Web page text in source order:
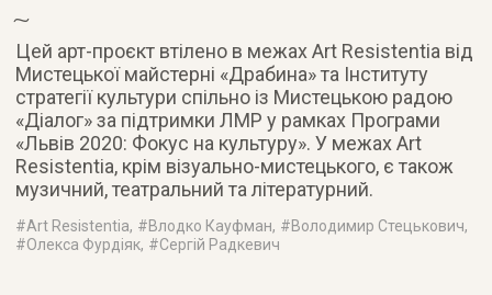
Цей арт-проєкт втілено в межах Art Resistentia від
Мистецької майстерні «Драбина» та Інституту
стратегії культури спільно із Мистецькою радою
«Діалог» за підтримки ЛМР у рамках Програми
«Львів 2020: Фокус на культуру». У межах Art
Resistentia, крім візуально-мистецького, є також
музичний, театральний та літературний.
#Art Resistentia, #Влодко Кауфман, #Володимир Стецькович,
#Олекса Фурдіяк, #Сергій Радкевич